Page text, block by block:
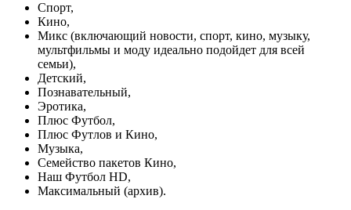
Спорт,
Кино,
Микс (включающий новости, спорт, кино, музыку,
мультфильмы и моду идеально подойдет для всей
семьи),
Детский,
Познавательный,
Эротика,
Плюс Футбол,
Плюс Футлов и Кино,
Музыка,
Семейство пакетов Кино,
Наш Футбол HD,
Максимальный (архив).